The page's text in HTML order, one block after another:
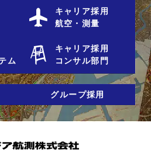
キャリア採用
航空・測量
ム
キャリア採用
コンサル部門
グループ採用